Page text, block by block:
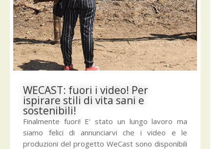
WECAST: fuori i video! Per
ispirare stili di vita sani e
sostenibili!
Finalmente fuori! E' stato un lungo lavoro ma
siamo felici di annunciarvi che i video e le
produzioni del progetto WeCast sono disponibili